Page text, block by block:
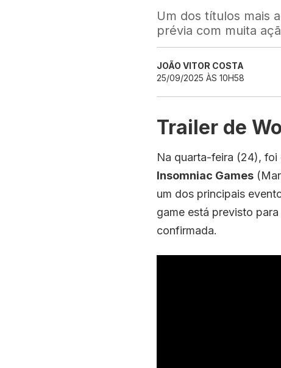
Um dos títulos mais
prévia com muita
JOÃO VITOR COSTA
25/09/2025 ÀS 10H58
Trailer de
Na quarta-feira (24),
Insomniac Games
um dos principais
game está previsto
confirmada.